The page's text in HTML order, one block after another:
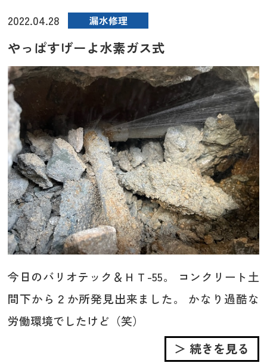
2022.04.28 漏水修理
やっぱすげーよ水素ガス式
今日のバリオテック＆ＨＴ-55。 コンクリート土
間下から２か所発見出来ました。 かなり過酷な
労働環境でしたけど（笑）
＞ 続きを見る